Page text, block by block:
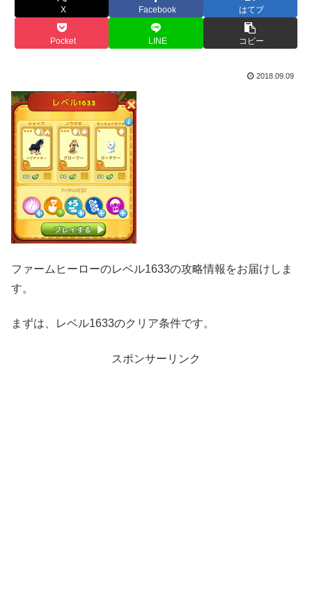
X Facebook はてブ
Pocket LINE コピー
2018.09.09
ファームヒーローのレベル1633の攻略情報をお届けしま
す。
まずは、レベル1633のクリア条件です。
スポンサーリンク